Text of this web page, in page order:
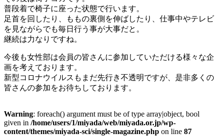
普段着で椅子に座った状態で行います。
足首を回したり、ももの裏側を伸ばしたり、仕事中やテレビ
を見ながらでも毎日行う事が大事だと。
継続は力なりですね。
今後も女性部は会員の皆さんに参加していただける様々な企
画を考えております。
新型コロナウイルスもまだ先行き不透明ですが、是非多くの
皆さんの参加をお待ちしております。
Warning: foreach() argument must be of type array|object, bool
given in /home/users/1/miyada/web/miyada.or.jp/wp-
content/themes/miyada-sci/single-magazine.php on line 87